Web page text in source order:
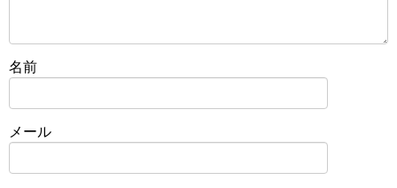
名前
メール